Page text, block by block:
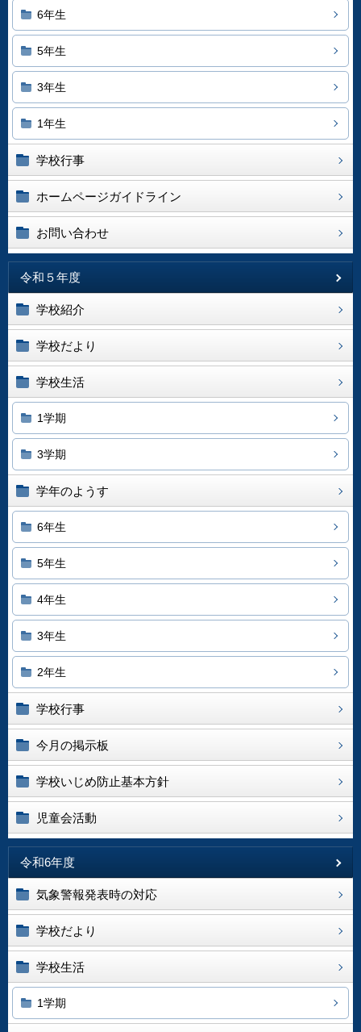
6年生
5年生
3年生
1年生
学校行事
ホームページガイドライン
お問い合わせ
令和５年度
学校紹介
学校だより
学校生活
1学期
3学期
学年のようす
6年生
5年生
4年生
3年生
2年生
学校行事
今月の掲示板
学校いじめ防止基本方針
児童会活動
令和6年度
気象警報発表時の対応
学校だより
学校生活
1学期